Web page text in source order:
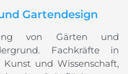
Gartendesign
von Gärten und
Fachkräfte in
und Wissenschaft,